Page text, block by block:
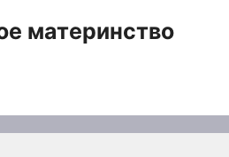
материнство